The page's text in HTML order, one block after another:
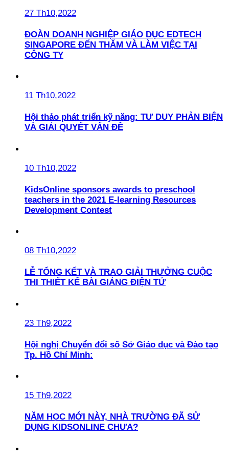
27 Th10,2022
ĐOÀN DOANH NGHIỆP GIÁO DỤC EDTECH
SINGAPORE ĐẾN THĂM VÀ LÀM VIỆC TẠI
CÔNG TY
11 Th10,2022
Hội thảo phát triển kỹ năng: TƯ DUY PHẢN BIỆN
VÀ GIẢI QUYẾT VẤN ĐỀ
10 Th10,2022
KidsOnline sponsors awards to preschool
teachers in the 2021 E-learning Resources
Development Contest
08 Th10,2022
LỄ TỔNG KẾT VÀ TRAO GIẢI THƯỞNG CUỘC
THI THIẾT KẾ BÀI GIẢNG ĐIỆN TỬ
23 Th9,2022
Hội nghị Chuyển đổi số Sở Giáo dục và Đào tạo
Tp. Hồ Chí Minh:
15 Th9,2022
NĂM HỌC MỚI NÀY, NHÀ TRƯỜNG ĐÃ SỬ
DỤNG KIDSONLINE CHƯA?